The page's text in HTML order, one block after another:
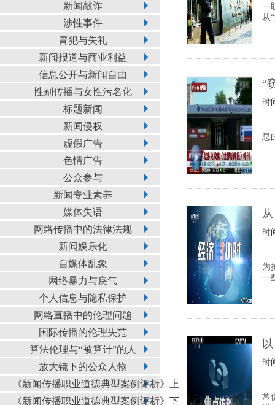
新闻敲诈
涉性事件
冒犯与失礼
新闻报道与商业利益
信息公开与新闻自由
性别传播与女性污名化
标题新闻
新闻侵权
虚假广告
色情广告
公众参与
新闻专业素养
媒体失语
网络传播中的法律法规
新闻娱乐化
自媒体乱象
网络暴力与戾气
个人信息与隐私保护
网络直播中的伦理问题
国际传播的伦理失范
算法伦理与“被算计”的人
放大镜下的公众人物
《新闻传播职业道德典型案例评析》上
《新闻传播职业道德典型案例评析》下
一
从
“
时
息
时
为
一
时
常